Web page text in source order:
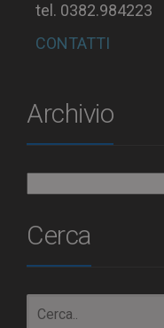
tel. 0382.984223
CONTATTI
Archivio
Cerca